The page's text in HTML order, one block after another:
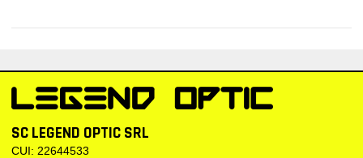
SC LEGEND OPTIC SRL
CUI: 22644533